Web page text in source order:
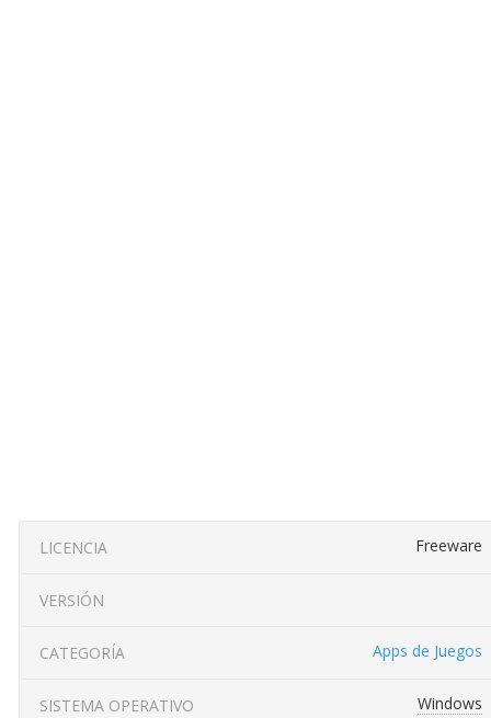
LICENCIA Freeware
VERSIÓN
CATEGORÍA Apps de Juegos
SISTEMA OPERATIVO Windows